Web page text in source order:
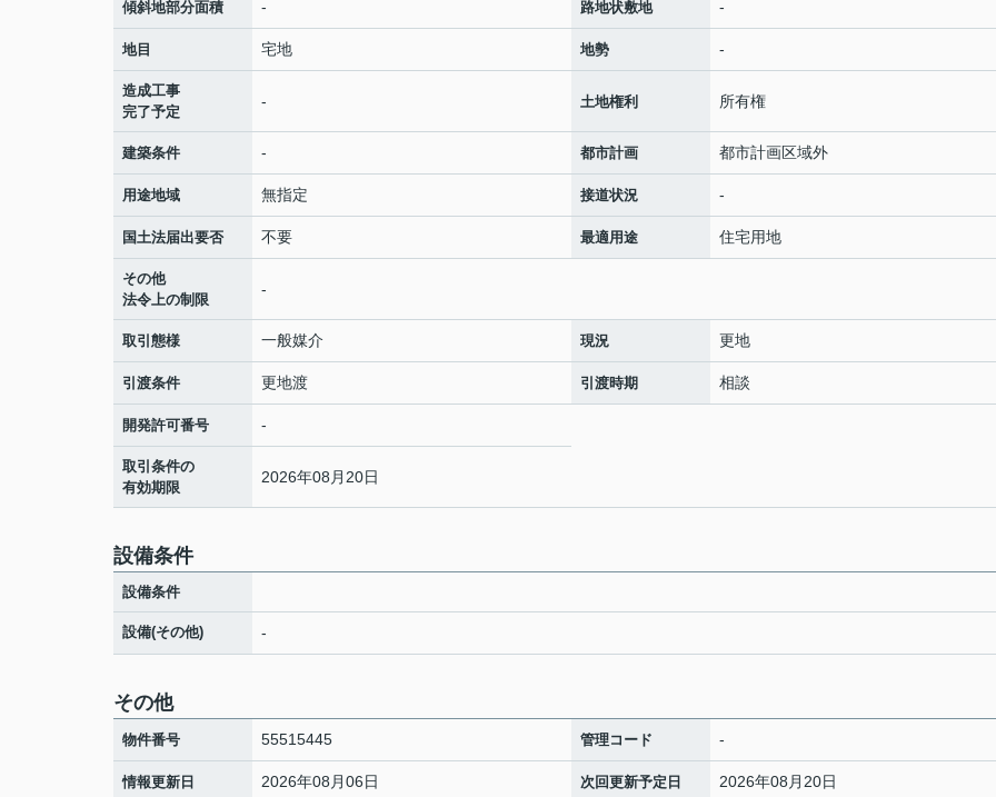
傾斜地部分面積 - 路地状敷地 -
地目 宅地 地勢 -
造成工事
完了予定
- 土地権利 所有権
建築条件 - 都市計画 都市計画区域外
用途地域 無指定 接道状況 -
国土法届出要否 不要 最適用途 住宅用地
その他
法令上の制限
-
取引態様 一般媒介 現況 更地
引渡条件 更地渡 引渡時期 相談
開発許可番号 -
取引条件の
有効期限
2026年08月20日
設備条件
設備条件
設備(その他) -
その他
物件番号 55515445 管理コード -
情報更新日 2026年08月06日 次回更新予定日 2026年08月20日